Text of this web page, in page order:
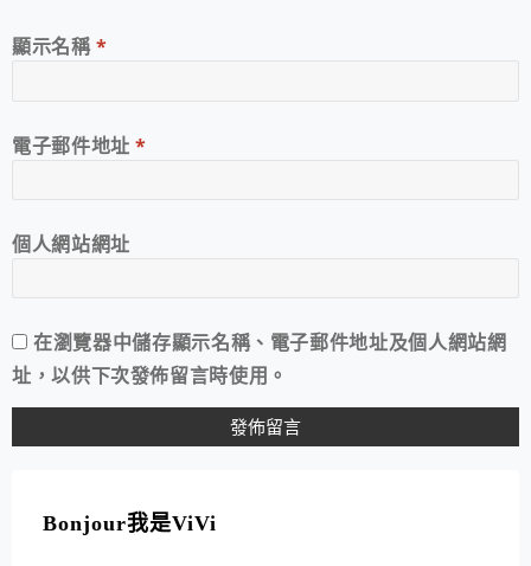
顯示名稱*
電子郵件地址*
個人網站網址
在瀏覽器中儲存顯示名稱、電子郵件地址及個人網站網
址，以供下次發佈留言時使用。
Bonjour我是ViVi